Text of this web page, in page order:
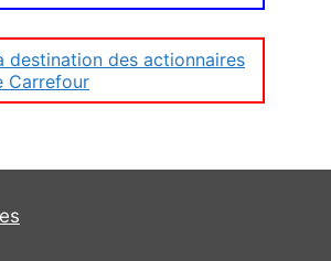
destination des actionnaires
Carrefour